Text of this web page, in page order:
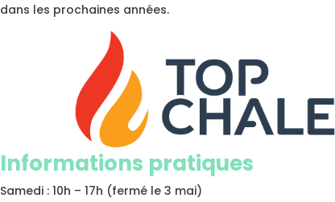
dans les prochaines années.
Informations pratiques
Samedi : 10h – 17h (fermé le 3 mai)